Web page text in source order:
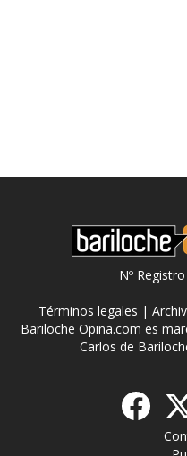
Nº
Términos legales |
Bariloche Opina.com es
Carlos de